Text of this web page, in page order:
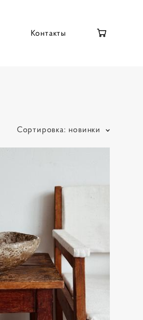
Контакты
Сортировка: новинки